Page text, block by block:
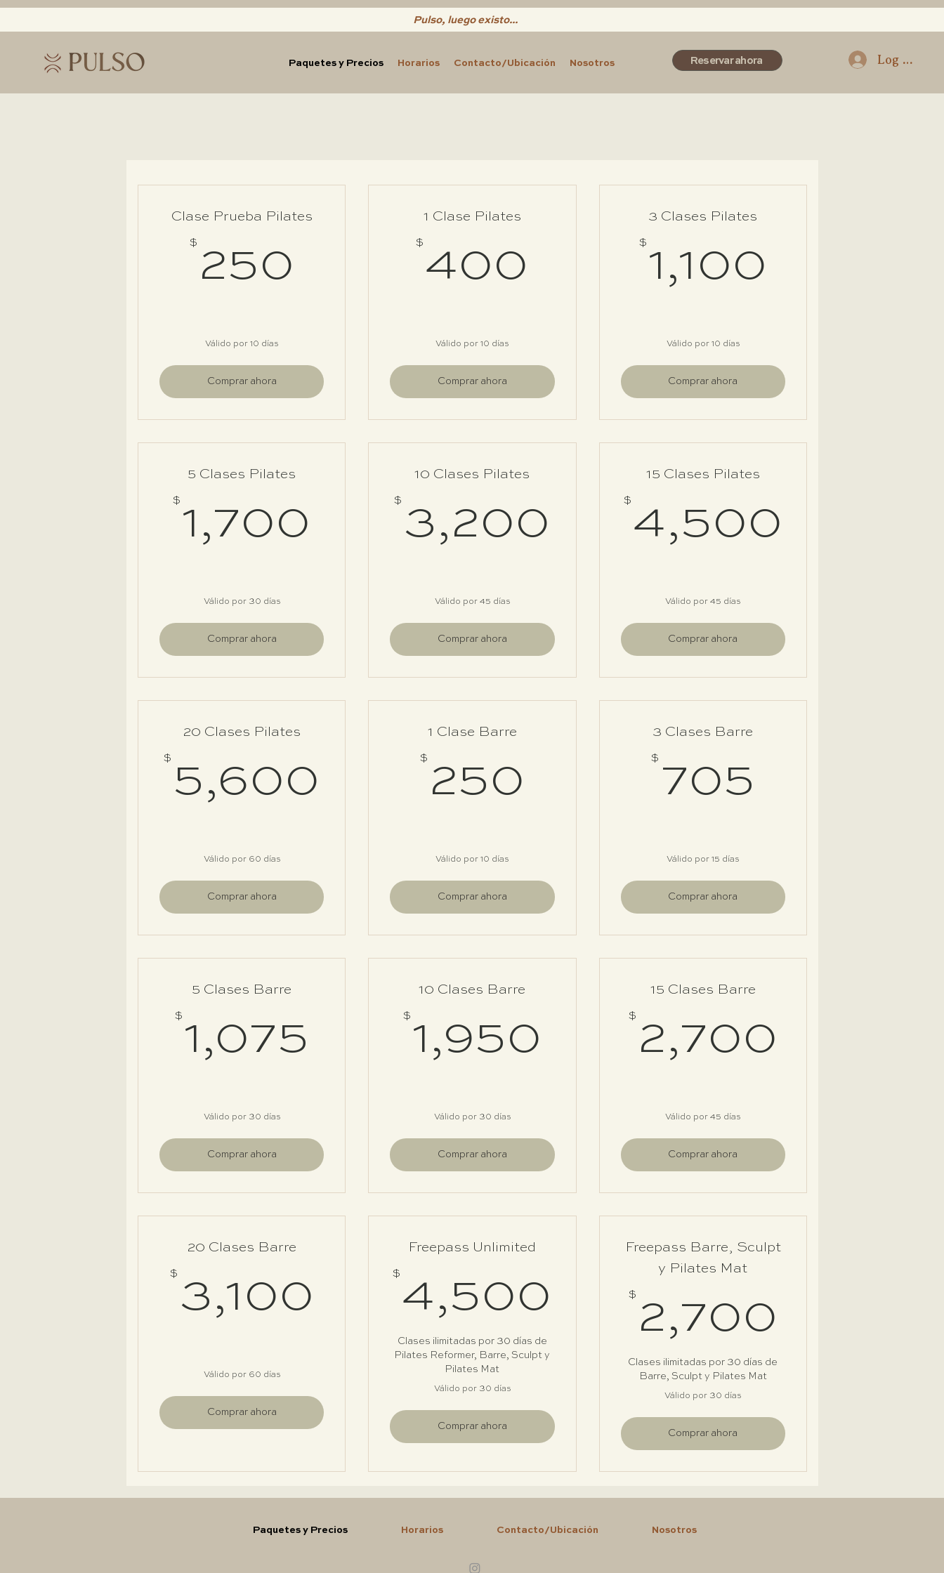
Pulso, luego existo...
Paquetes y Precios Horarios Contacto/Ubicación Nosotros Reservar ahora Log In
Clase Prueba Pilates
$ 250 250$
Válido por 10 días
Comprar ahora
1 Clase Pilates
$ 400 400$
Válido por 10 días
Comprar ahora
3 Clases Pilates
$ 1,100
Válido por 10 días
Comprar ahora
5 Clases Pilates
$ 1,700 1,700$
Válido por 30 días
Comprar ahora
10 Clases Pilates
$ 3,200 3,200$
Válido por 45 días
Comprar ahora
15 Clases Pilates
$ 4,500
Válido por 45 días
Comprar ahora
20 Clases Pilates
$ 5,600 5,600$
Válido por 60 días
Comprar ahora
1 Clase Barre
$ 250 250$
Válido por 10 días
Comprar ahora
3 Clases Barre
$ 705
Válido por 15 días
Comprar ahora
5 Clases Barre
$ 1,075 1,075$
Válido por 30 días
Comprar ahora
10 Clases Barre
$ 1,950 1,950$
Válido por 30 días
Comprar ahora
15 Clases Barre
$ 2,700
Válido por 45 días
Comprar ahora
20 Clases Barre
$ 3,100 3,100$
Válido por 60 días
Comprar ahora
Freepass Unlimited
$ 4,500 4,500$
Clases ilimitadas por 30 días de
Pilates Reformer, Barre, Sculpt y
Pilates Mat
Válido por 30 días
Comprar ahora
Freepass Barre, Sculpt
y Pilates Mat
$ 2,700
Clases ilimitadas por 30 días de
Barre, Sculpt y Pilates Mat
Válido por 30 días
Comprar ahora
Paquetes y Precios Horarios Contacto/Ubicación Nosotros